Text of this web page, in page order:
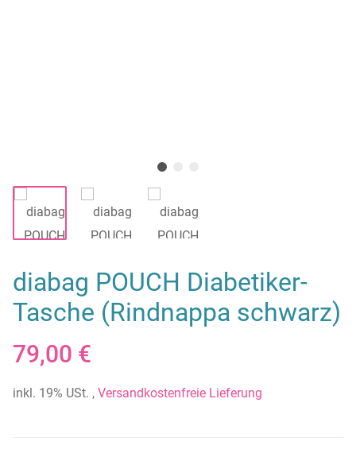
diabag POUCH Diabetiker-
Tasche (Rindnappa schwarz)
79,00 €
inkl. 19% USt. , Versandkostenfreie Lieferung